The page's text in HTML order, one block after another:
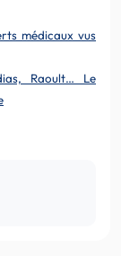
médicaux vus
Raoult… Le